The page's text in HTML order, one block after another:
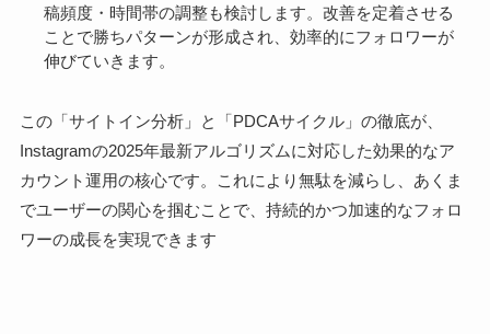
稿頻度・時間帯の調整も検討します。改善を定着させる
ことで勝ちパターンが形成され、効率的にフォロワーが
伸びていきます。
この「サイトイン分析」と「PDCAサイクル」の徹底が、
Instagramの2025年最新アルゴリズムに対応した効果的なア
カウント運用の核心です。これにより無駄を減らし、あくま
でユーザーの関心を掴むことで、持続的かつ加速的なフォロ
ワーの成長を実現できます